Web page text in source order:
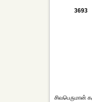
3693
சிவபெருமான்